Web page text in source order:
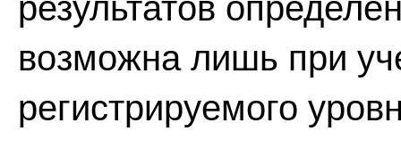
результатов
возможна лишь при
регистрируемого